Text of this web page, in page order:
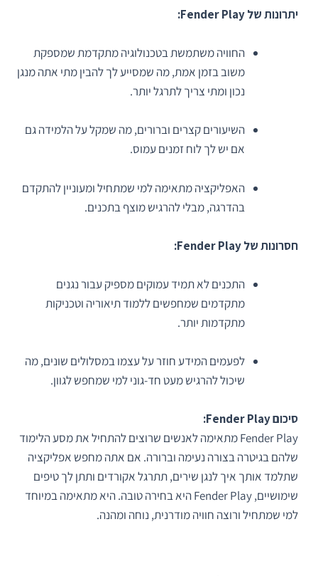
יתרונות של Fender Play:
החוויה משתמשת בטכנולוגיה מתקדמת שמספקת
משוב בזמן אמת, מה שמסייע לך להבין מתי אתה מנגן
נכון ומתי צריך לתרגל יותר.
השיעורים קצרים וברורים, מה שמקל על הלמידה גם
אם יש לך לוח זמנים עמוס.
האפליקציה מתאימה למי שמתחיל ומעוניין להתקדם
בהדרגה, מבלי להרגיש מוצף בתכנים.
חסרונות של Fender Play:
התכנים לא תמיד עמוקים מספיק עבור נגנים
מתקדמים שמחפשים ללמוד תיאוריה וטכניקות
מתקדמות יותר.
לפעמים המידע חוזר על עצמו במסלולים שונים, מה
שיכול להרגיש מעט חד-גוני למי שמחפש לגוון.
סיכום Fender Play:
Fender Play מתאימה לאנשים שרוצים להתחיל את מסע הלימוד
שלהם בגיטרה בצורה נעימה וברורה. אם אתה מחפש אפליקציה
שתלמד אותך איך לנגן שירים, תתרגל אקורדים ותתן לך טיפים
שימושיים, Fender Play היא בחירה טובה. היא מתאימה במיוחד
למי שמתחיל ורוצה חוויה מודרנית, נוחה ומהנה.